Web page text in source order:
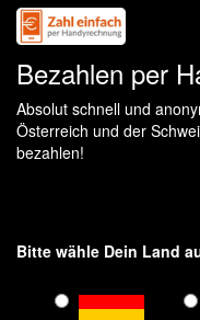
Bezahlen per
Absolut schnell und
Österreich und der
bezahlen!
Bitte wähle Dein Land